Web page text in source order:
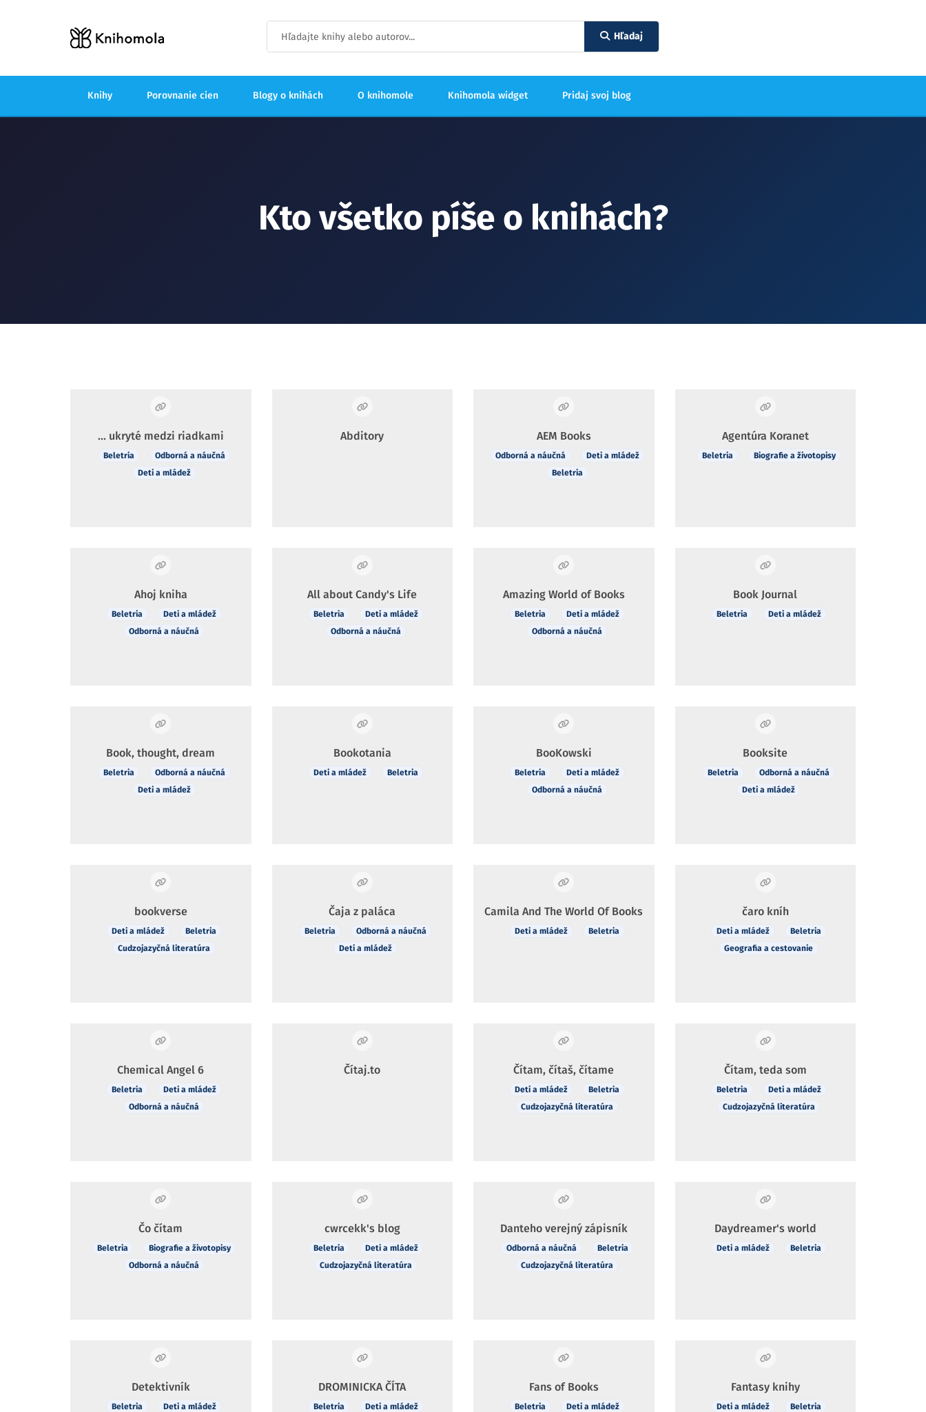
Hľadaj
Knihy Porovnanie cien Blogy o knihách O knihomole Knihomola widget Pridaj svoj blog
Kto všetko píše o knihách?
... ukryté medzi riadkami
Beletria
Odborná a náučná
Deti a mládež
Abditory AEM Books
Odborná a náučná
Deti a mládež
Beletria
Agentúra Koranet
Beletria Biografie a životopisy
Ahoj kniha
Beletria
Deti a mládež
Odborná a náučná
All about Candy's Life
Beletria
Deti a mládež
Odborná a náučná
Amazing World of Books
Beletria
Deti a mládež
Odborná a náučná
Book Journal
Beletria Deti a mládež
Book, thought, dream
Beletria
Odborná a náučná
Deti a mládež
Bookotania
Deti a mládež Beletria
BooKowski
Beletria
Deti a mládež
Odborná a náučná
Booksite
Beletria
Odborná a náučná
Deti a mládež
bookverse
Deti a mládež
Beletria
Cudzojazyčná literatúra
Čaja z paláca
Beletria
Odborná a náučná
Deti a mládež
Camila And The World Of Books
Deti a mládež Beletria
čaro kníh
Deti a mládež
Beletria
Geografia a cestovanie
Chemical Angel 6
Beletria
Deti a mládež
Odborná a náučná
Čítaj.to Čítam, čítaš, čítame
Deti a mládež
Beletria
Cudzojazyčná literatúra
Čítam, teda som
Beletria
Deti a mládež
Cudzojazyčná literatúra
Čo čítam
Beletria
Biografie a životopisy
Odborná a náučná
cwrcekk's blog
Beletria
Deti a mládež
Cudzojazyčná literatúra
Danteho verejný zápisník
Odborná a náučná
Beletria
Cudzojazyčná literatúra
Daydreamer's world
Deti a mládež Beletria
Detektivník
Beletria Deti a mládež
DROMINICKA ČÍTA
Beletria
Deti a mládež
Fans of Books
Beletria
Deti a mládež
Fantasy knihy
Deti a mládež
Beletria